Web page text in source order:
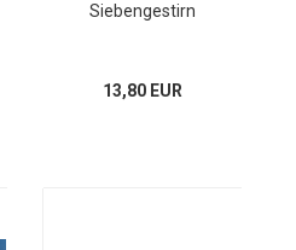
Siebengestirn
13,80 EUR